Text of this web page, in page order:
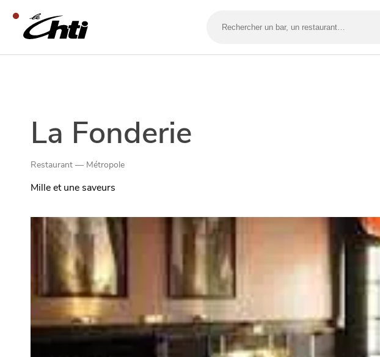
bar,
restaurant…
La Fonderie
Restaurant — Métropole
Mille et une saveurs
VIVRE